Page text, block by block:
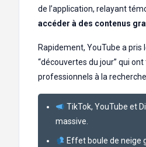
de l’application, relayant
accéder à des contenus
Rapidement, YouTube a
“découvertes du jour” qui
professionnels à la
TikTok, YouTube et
massive.
Effet boule de neige